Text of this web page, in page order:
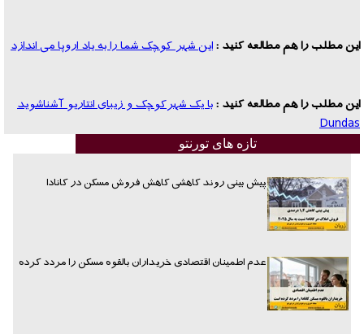
این مطلب را هم مطالعه کنید :این شهر کوچک شما را به یاد اروپا می اندازد
این مطلب را هم مطالعه کنید :با یک شهرکوچک و زیبای انتاریو آشناشوید
Dundas
تازه های تورنتو
پیش بینی روند کاهشی کاهش فروش مسکن در کانادا
عدم اطمینان اقتصادی خریداران بالقوه مسکن را مردد کرده